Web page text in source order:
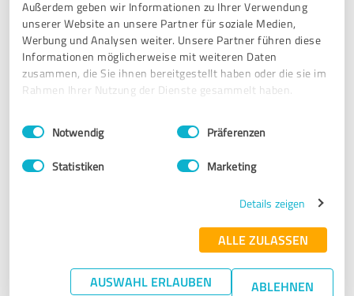
Außerdem geben wir Informationen zu Ihrer Verwendung
unserer Website an unsere Partner für soziale Medien,
Werbung und Analysen weiter. Unsere Partner führen diese
Informationen möglicherweise mit weiteren Daten
zusammen, die Sie ihnen bereitgestellt haben oder die sie im
Rahmen Ihrer Nutzung der Dienste gesammelt haben.
Impressum Datenschutzbestimmungen
Einwilligungsauswahl
Notwendig Präferenzen
Statistiken Marketing
Details zeigen
ALLE ZULASSEN
AUSWAHL ERLAUBEN ABLEHNEN
SEHR GUT Empfehlung
Sehr kompetenter Arzt, für LGBT+ Personen definitiv zu
empfehlen! Die Wartezeiten sind kurz und die MFA am
konkret nachgefragt wenn man gleich mehrere Anliegen
hat damit nichts vergessen wird. Kann die Praxis
vollkommen empfehlen!
27.04.2026 Anonym